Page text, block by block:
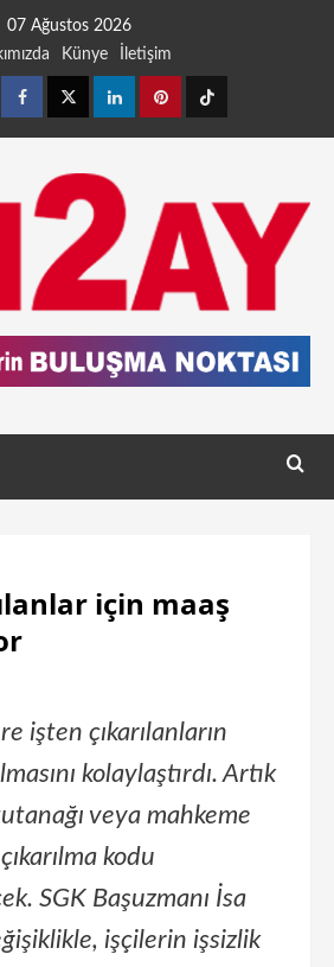
07 Ağustos 2026
Künye İletişim
için maaş
işten çıkarılanların
kolaylaştırdı. Artık
veya mahkeme
kodu
SGK Başuzmanı İsa
işçilerin işsizlik